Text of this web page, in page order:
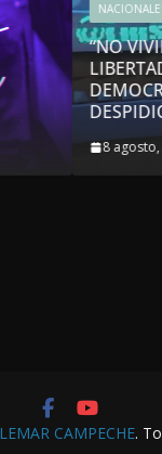
TIEMPOS
NI
MÉXICO”: LUIS
CAMPECHE.